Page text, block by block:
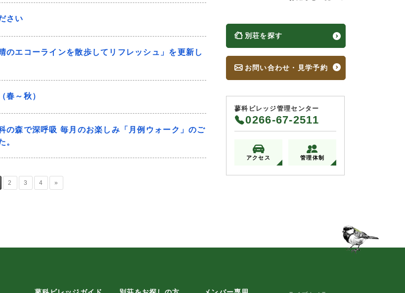
さい
のエコーラインを散歩してリフレッシュ」を更新し
春～秋）
の森で深呼吸 毎月のお楽しみ「月例ウォーク」のご
。
2 3 4 »
別荘を探す
お問い合わせ・見学予約
蓼科ビレッジ管理センター
0266-67-2511
アクセス 管理体制